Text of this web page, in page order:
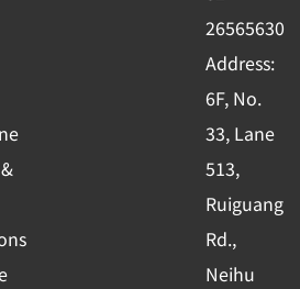
k
-
s
q
u
a
r
e
n
26565630
Address:
6F, No.
33, Lane
513,
Ruiguang
Rd.,
Neihu